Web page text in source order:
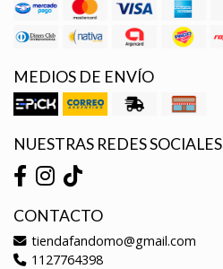
MEDIOS DE ENVÍO
NUESTRAS REDES SOCIALES
CONTACTO
tiendafandomo@gmail.com
1127764398